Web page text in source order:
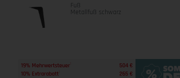
Fuß
Metallfuß schwarz
19% Mehrwertsteuer
504 €
10% Extrarabatt
265 €